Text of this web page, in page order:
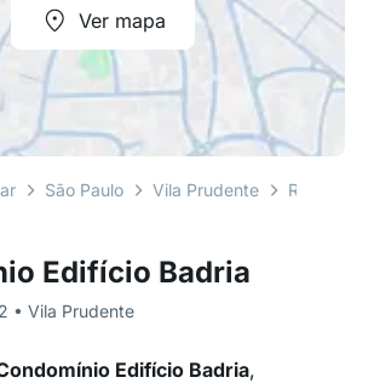
Edifício Badria
• Vila Prudente
Edifício Badria,
Ver mapa
São Paulo Vila Prudente Rua